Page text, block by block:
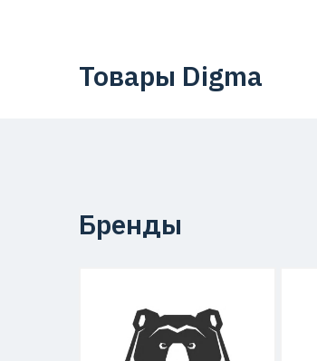
Товары Digma
Бренды